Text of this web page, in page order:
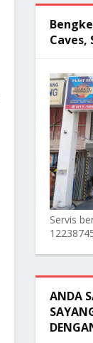
Caves,
Servis
ANDA